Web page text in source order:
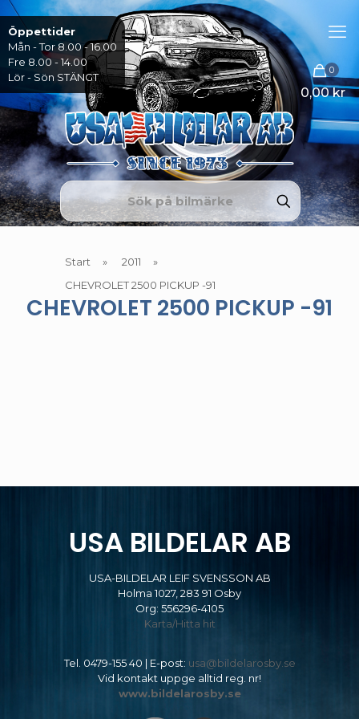
0
0,00 kr
Öppettider
Mån - Tor 8.00 - 16.00
Fre 8.00 - 14.00
Lör - Sön STÄNGT
Start » 2011
»
CHEVROLET 2500 PICKUP -91
CHEVROLET 2500 PICKUP -91
USA BILDELAR AB
USA-BILDELAR LEIF SVENSSON AB
Holma 1027, 283 91 Osby
Org: 556296-4105
Karta/Hitta hit
Tel. 0479-155 40 | E-post: usa@bildelarosby.se
Vid kontakt uppge alltid reg. nr!
www.bildelarosby.se